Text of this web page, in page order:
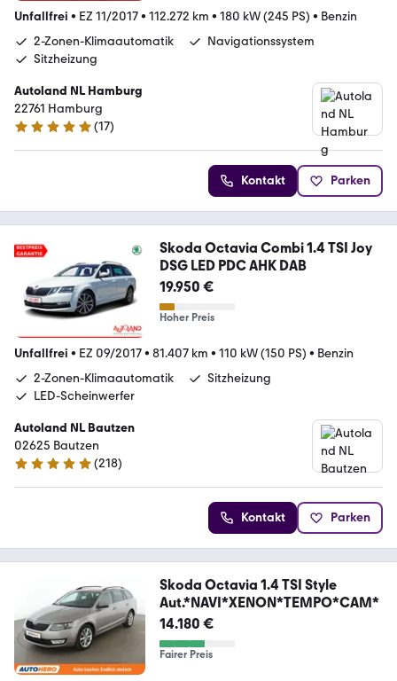
Unfallfrei • EZ 11/2017• 112.272 km • 180 kW (245 PS) • Benzin
2-Zonen-Klimaautomatik
Navigationssystem
Sitzheizung
Autoland NL Hamburg
22761 Hamburg
4.9 Sterne
(17)
Kontakt Parken
Skoda Octavia Combi 1.4 TSI Joy
DSG LED PDC AHK DAB
19.950 €
Hoher Preis
Unfallfrei • EZ 09/2017• 81.407 km • 110 kW (150 PS) • Benzin
2-Zonen-Klimaautomatik
Sitzheizung
LED-Scheinwerfer
Autoland NL Bautzen
02625 Bautzen
4.8 Sterne
(218)
Kontakt Parken
Skoda Octavia 1.4 TSI Style
Aut.*NAVI*XENON*TEMPO*CAM*
14.180 €
Fairer Preis